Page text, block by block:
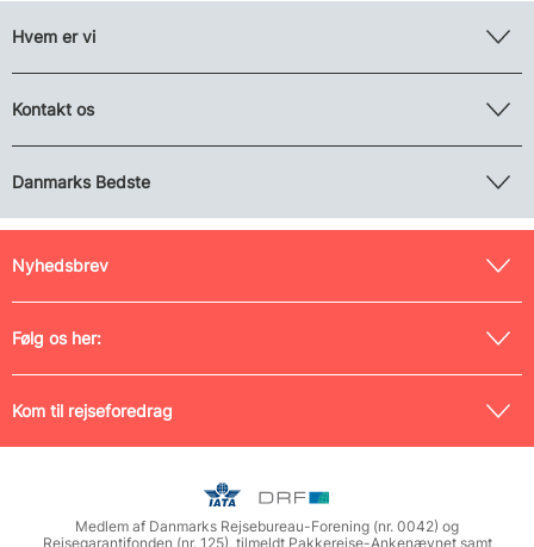
Hvem er vi
Kontakt os
Danmarks Bedste
Nyhedsbrev
Følg os her:
Kom til rejseforedrag
Medlem af Danmarks Rejsebureau-Forening (nr. 0042) og
Rejsegarantifonden (nr. 125), tilmeldt Pakkerejse-Ankenævnet samt